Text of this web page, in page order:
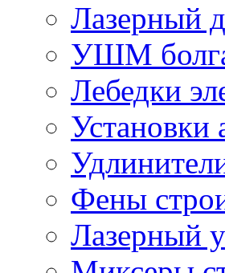
Лазерный
УШМ
Лебедки
Установки
Фены
Лазерный